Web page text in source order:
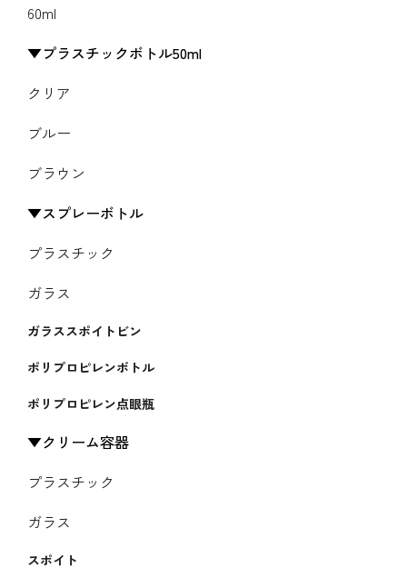
60ml
プラスチックボトル50ml
クリア
ブルー
ブラウン
スプレーボトル
プラスチック
ガラス
ガラススポイトビン
ポリプロピレンボトル
ポリプロピレン点眼瓶
クリーム容器
プラスチック
ガラス
スポイト